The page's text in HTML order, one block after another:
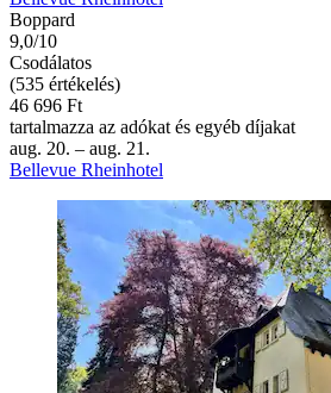
Boppard
9,0/10
Csodálatos
(535 értékelés)
46 696 Ft
tartalmazza az adókat és egyéb díjakat
aug. 20. – aug. 21.
Bellevue Rheinhotel